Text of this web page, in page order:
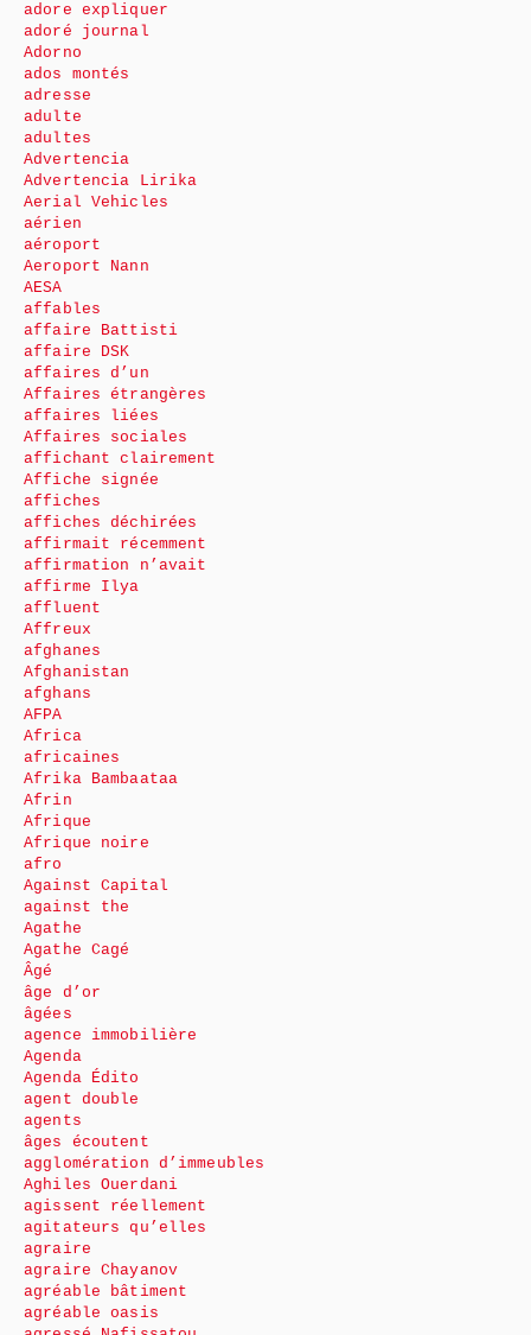
adore expliquer
adoré journal
Adorno
ados montés
adresse
adulte
adultes
Advertencia
Advertencia Lirika
Aerial Vehicles
aérien
aéroport
Aeroport Nann
AESA
affables
affaire Battisti
affaire DSK
affaires d’un
Affaires étrangères
affaires liées
Affaires sociales
affichant clairement
Affiche signée
affiches
affiches déchirées
affirmait récemment
affirmation n’avait
affirme Ilya
affluent
Affreux
afghanes
Afghanistan
afghans
AFPA
Africa
africaines
Afrika Bambaataa
Afrin
Afrique
Afrique noire
afro
Against Capital
against the
Agathe
Agathe Cagé
Âgé
âge d’or
âgées
agence immobilière
Agenda
Agenda Édito
agent double
agents
âges écoutent
agglomération d’immeubles
Aghiles Ouerdani
agissent réellement
agitateurs qu’elles
agraire
agraire Chayanov
agréable bâtiment
agréable oasis